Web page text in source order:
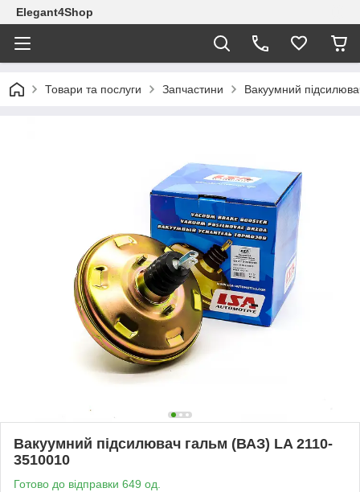
Elegant4Shop
Товари та послуги Запчастини Вакуумний
Вакуумний підсилювач гальм (ВАЗ) LA 2110-
3510010
Готово до відправки 649 од.